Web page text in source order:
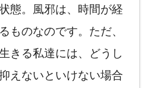
態。風邪は、時間が経
ものなのです。ただ、
きる私達には、どうし
えないといけない場合